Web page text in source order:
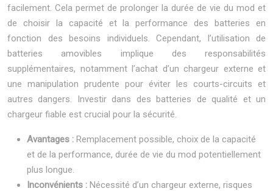
facilement. Cela permet de prolonger la durée de vie du mod et
de choisir la capacité et la performance des batteries en
fonction des besoins individuels. Cependant, l’utilisation de
batteries amovibles implique des responsabilités
supplémentaires, notamment l’achat d’un chargeur externe et
une manipulation prudente pour éviter les courts-circuits et
autres dangers. Investir dans des batteries de qualité et un
chargeur fiable est crucial pour la sécurité.
Avantages : Remplacement possible, choix de la capacité
et de la performance, durée de vie du mod potentiellement
plus longue.
Inconvénients : Nécessité d’un chargeur externe, risques